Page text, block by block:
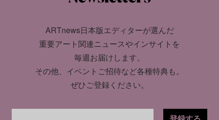
ARTnews日本版エディターが選んだ
重要アート関連ニュースやインサイトを
毎週お届けします。
その他、イベントご招待など各種特典も。
ぜひご登録ください。